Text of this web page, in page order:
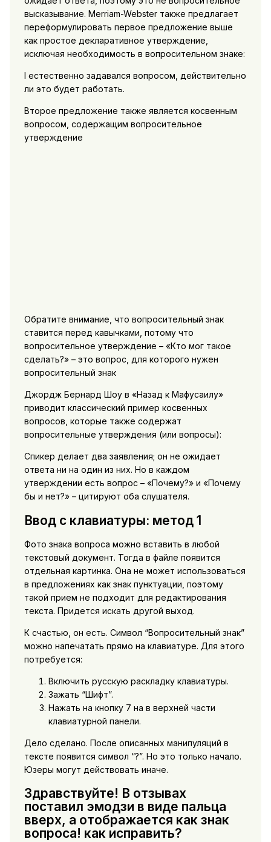
высказывание. Merriam-Webster также предлагает
переформулировать первое предложение выше
как простое декларативное утверждение,
исключая необходимость в вопросительном знаке:
I естественно задавался вопросом, действительно
ли это будет работать.
Второе предложение также является косвенным
вопросом, содержащим вопросительное
утверждение
Обратите внимание, что вопросительный знак
ставится перед кавычками, потому что
вопросительное утверждение – «Кто мог такое
сделать?» – это вопрос, для которого нужен
вопросительный знак
Джордж Бернард Шоу в «Назад к Мафусаилу»
приводит классический пример косвенных
вопросов, которые также содержат
вопросительные утверждения (или вопросы):
Спикер делает два заявления; он не ожидает
ответа ни на один из них. Но в каждом
утверждении есть вопрос – «Почему?» и «Почему
бы и нет?» – цитируют оба слушателя.
Ввод с клавиатуры: метод 1
Фото знака вопроса можно вставить в любой
текстовый документ. Тогда в файле появится
отдельная картинка. Она не может использоваться
в предложениях как знак пунктуации, поэтому
такой прием не подходит для редактирования
текста. Придется искать другой выход.
К счастью, он есть. Символ “Вопросительный знак”
можно напечатать прямо на клавиатуре. Для этого
потребуется:
Включить русскую раскладку клавиатуры.
Зажать “Шифт”.
Нажать на кнопку 7 на в верхней части
клавиатурной панели.
Дело сделано. После описанных манипуляций в
тексте появится символ “?”. Но это только начало.
Юзеры могут действовать иначе.
Здравствуйте! В отзывах
поставил эмодзи в виде пальца
вверх, а отображается как знак
вопроса! как исправить?